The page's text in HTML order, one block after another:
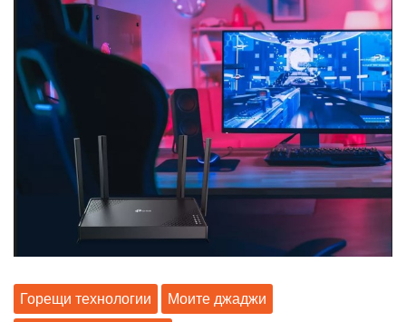
Горещи технологии
Моите джаджи